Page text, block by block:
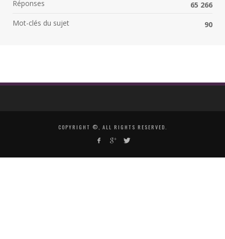
Réponses
65 266
Mot-clés du sujet
90
COPYRIGHT ©, ALL RIGHTS RESERVED.